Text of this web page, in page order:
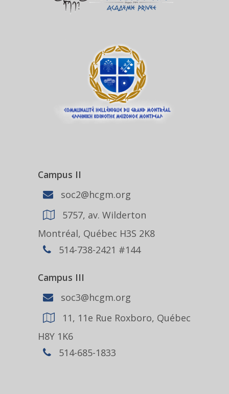
Campus II
soc2@hcgm.org
5757, av. Wilderton
Montréal, Québec H3S 2K8
514-738-2421 #144
Campus III
soc3@hcgm.org
11, 11e Rue Roxboro, Québec
H8Y 1K6
514-685-1833